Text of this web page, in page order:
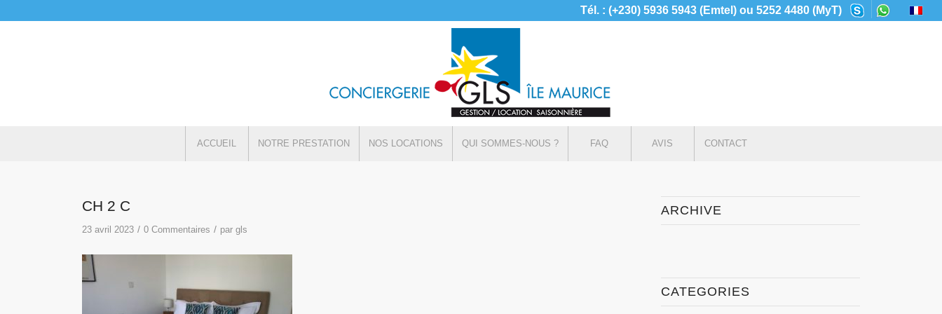
Tél. : (+230) 5936 5943 (Emtel) ou 5252 4480 (MyT)
ACCUEIL NOTRE PRESTATION NOS LOCATIONS QUI SOMMES-NOUS ? FAQ AVIS CONTACT
CH 2 C
23 avril 2023 / 0 Commentaires / pargls
ARCHIVE
CATEGORIES